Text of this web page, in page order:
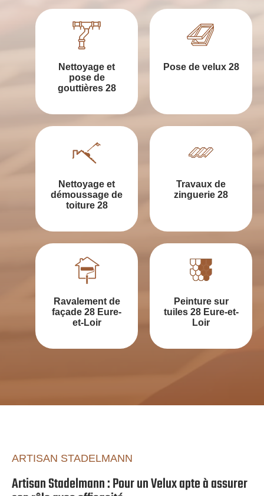
Nettoyage et
pose de
gouttières 28
Pose de velux 28
Nettoyage et
démoussage de
toiture 28
Travaux de
zinguerie 28
Ravalement de
façade 28 Eure-
et-Loir
Peinture sur
tuiles 28 Eure-et-
Loir
ARTISAN STADELMANN
Artisan Stadelmann : Pour un Velux apte à assurer